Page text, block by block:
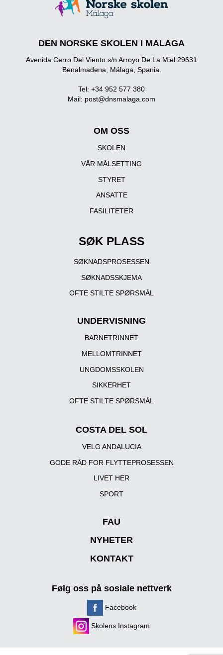
DEN NORSKE SKOLEN I MALAGA
Avenida Cerro Del Viento s/n Arroyo De La Miel 29631
Benalmadena, Málaga, Spania.
Tel: +34 952 577 380
Mail: post@dnsmalaga.com
OM OSS
SKOLEN
VÅR MÅLSETTING
STYRET
ANSATTE
FASILITETER
SØK PLASS
SØKNADSPROSESSEN
SØKNADSSKJEMA
OFTE STILTE SPØRSMÅL
UNDERVISNING
BARNETRINNET
MELLOMTRINNET
UNGDOMSSKOLEN
SIKKERHET
OFTE STILTE SPØRSMÅL
COSTA DEL SOL
VELG ANDALUCIA
GODE RÅD FOR FLYTTEPROSESSEN
LIVET HER
SPORT
FAU
NYHETER
KONTAKT
Følg oss på sosiale nettverk
Facebook
Skolens Instagram